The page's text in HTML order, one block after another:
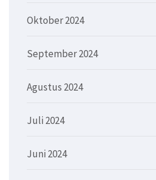
Oktober 2024
September 2024
Agustus 2024
Juli 2024
Juni 2024